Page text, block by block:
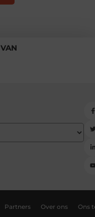
VAN
Partners Over ons Ons